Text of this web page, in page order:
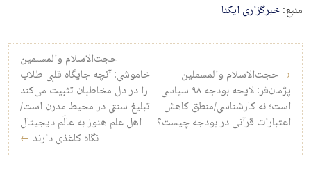
منبع:خبرگزاری ایکنا
راه‌بری نوشته
→ حجت‌الاسلام والمسملین
پژمان‌فر: لایحه بودجه ۹۸ سیاسی
است؛ نه کارشناسی/منطق کاهش
اعتبارات قرآنی در بودجه چیست؟
حجت‌الاسلام والمسلمین
خاموشی: آنچه جایگاه قلبی طلاب
را در دل مخاطبان تثبیت می‌کند
تبلیغ سنتی در محیط مدرن است/
اهل علم هنوز به عالَم دیجیتال
نگاه کاغذی دارند ←